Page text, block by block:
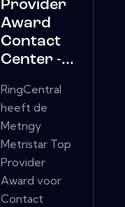
Provider
Award
Contact
Center -...
RingCentral
heeft de
Metrigy
Metristar Top
Provider
Award voor
Contact